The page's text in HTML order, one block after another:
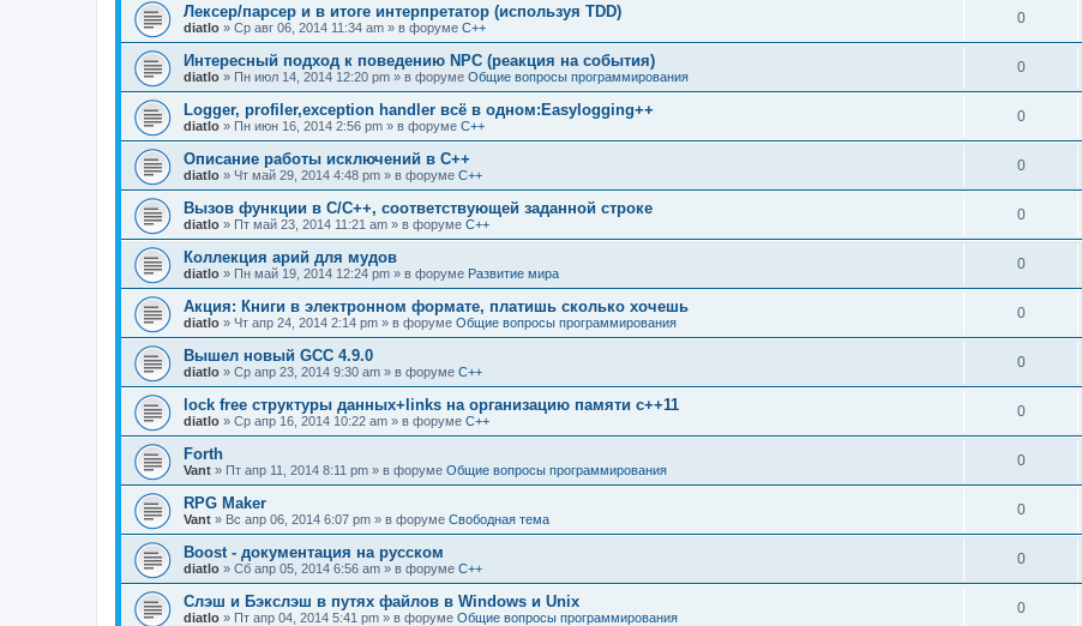
Лексер/парсер и в итоге интерпретатор (используя TDD)
diatlo » Ср авг 06, 2014 11:34 am » в форуме C++
0
Интересный подход к поведению NPC (реакция на события)
diatlo » Пн июл 14, 2014 12:20 pm » в форуме Общие вопросы программирования
0
Logger, profiler,exception handler всё в одном:Easylogging++
diatlo » Пн июн 16, 2014 2:56 pm » в форуме C++
0
Описание работы исключений в C++
diatlo » Чт май 29, 2014 4:48 pm » в форуме C++
0
Вызов функции в C/C++, соответствующей заданной строке
diatlo » Пт май 23, 2014 11:21 am » в форуме C++
0
Коллекция арий для мудов
diatlo » Пн май 19, 2014 12:24 pm » в форуме Развитие мира
0
Акция: Книги в электронном формате, платишь сколько хочешь
diatlo » Чт апр 24, 2014 2:14 pm » в форуме Общие вопросы программирования
0
Вышел новый GCC 4.9.0
diatlo » Ср апр 23, 2014 9:30 am » в форуме C++
0
lock free структуры данных+links на организацию памяти c++11
diatlo » Ср апр 16, 2014 10:22 am » в форуме C++
0
Forth
Vant » Пт апр 11, 2014 8:11 pm » в форуме Общие вопросы программирования
0
RPG Maker
Vant » Вс апр 06, 2014 6:07 pm » в форуме Свободная тема
0
Boost - документация на русском
diatlo » Сб апр 05, 2014 6:56 am » в форуме C++
0
Слэш и Бэкслэш в путях файлов в Windows и Unix
diatlo » Пт апр 04, 2014 5:41 pm » в форуме Общие вопросы программирования
0